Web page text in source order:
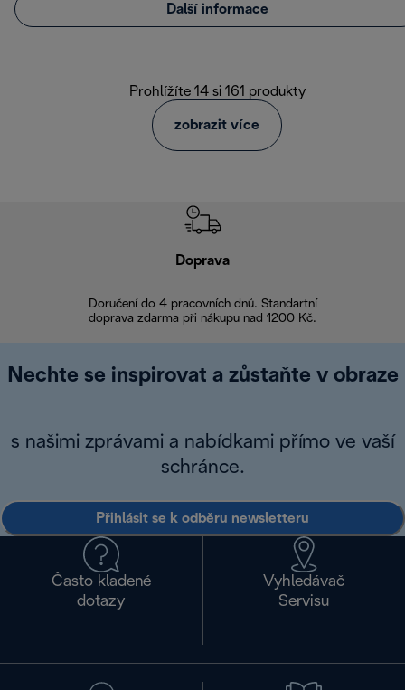
Další informace
Prohlížíte 14 si 161 produkty
zobrazit více
Doprava
Doručení do 4 pracovních dnů. Standartní
doprava zdarma při nákupu nad 1200 Kč.
Nechte se inspirovat a zůstaňte v obraze
s našimi zprávami a nabídkami přímo ve vaší
schránce.
Přihlásit se k odběru newsletteru
Často kladené
dotazy
Vyhledávač
Servisu